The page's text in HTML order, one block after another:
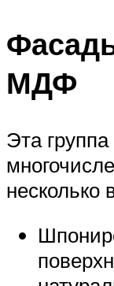
МДФ
Эта
несколько